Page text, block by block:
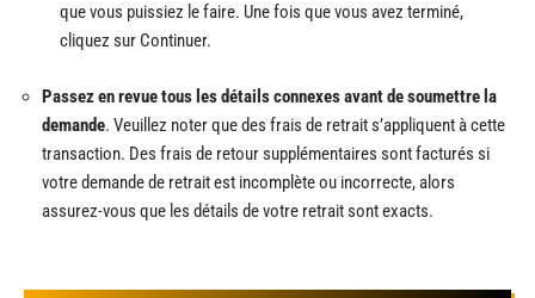
que vous puissiez le faire. Une fois que vous avez terminé,
cliquez sur Continuer.
Passez en revue tous les détails connexes avant de soumettre la
demande. Veuillez noter que des frais de retrait s’appliquent à cette
transaction. Des frais de retour supplémentaires sont facturés si
votre demande de retrait est incomplète ou incorrecte, alors
assurez-vous que les détails de votre retrait sont exacts.